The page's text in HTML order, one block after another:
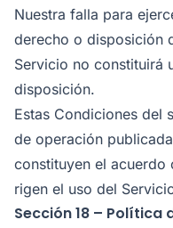
Nuestra falla para
derecho o disposición
Servicio no constituirá
disposición.
Estas Condiciones del
de operación
constituyen el
rigen el uso del
Sección 18 – Política